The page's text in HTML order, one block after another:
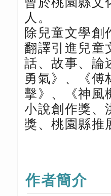
人。
除兒童文學創
翻譯引進兒童
話、故事、論
勇氣》、《傅
擊》、《神風
小說創作獎、
獎、桃園縣推
作者簡介